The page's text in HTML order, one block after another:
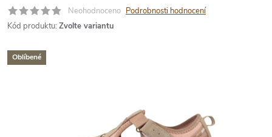
Neohodnoceno Podrobnosti hodnocení
Kód produktu: Zvolte variantu
Oblíbené